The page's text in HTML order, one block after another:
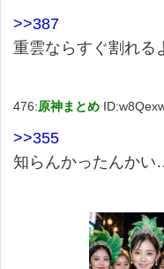
>>387
重雲ならすぐ割れる
476:原神まとめ
>>355
知らんかったんかい